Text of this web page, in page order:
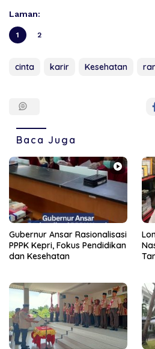
Laman:
1 2
cinta karir Kesehatan
Baca Juga
Gubernur Ansar Rasionalisasi
PPPK Kepri, Fokus Pendidikan
dan Kesehatan